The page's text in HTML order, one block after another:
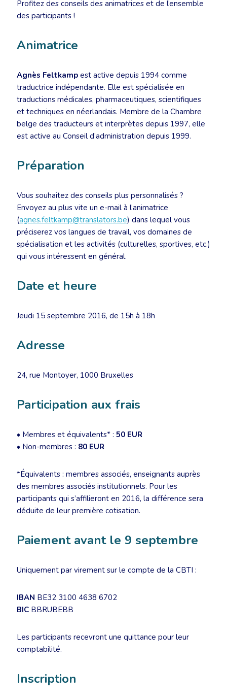
Profitez des conseils des animatrices et de l’ensemble
des participants !
Animatrice
Agnès Feltkamp est active depuis 1994 comme
traductrice indépendante. Elle est spécialisée en
traductions médicales, pharmaceutiques, scientifiques
et techniques en néerlandais. Membre de la Chambre
belge des traducteurs et interprètes depuis 1997, elle
est active au Conseil d’administration depuis 1999.
Préparation
Vous souhaitez des conseils plus personnalisés ?
Envoyez au plus vite un e-mail à l’animatrice
(agnes.feltkamp@translators.be) dans lequel vous
préciserez vos langues de travail, vos domaines de
spécialisation et les activités (culturelles, sportives, etc.)
qui vous intéressent en général.
Date et heure
Jeudi 15 septembre 2016, de 15h à 18h
Adresse
24, rue Montoyer, 1000 Bruxelles
Participation aux frais
• Membres et équivalents* : 50 EUR
• Non-membres : 80 EUR
*Équivalents : membres associés, enseignants auprès
des membres associés institutionnels. Pour les
participants qui s’affilieront en 2016, la différence sera
déduite de leur première cotisation.
Paiement avant le 9 septembre
Uniquement par virement sur le compte de la CBTI :
IBAN BE32 3100 4638 6702
BIC BBRUBEBB
Les participants recevront une quittance pour leur
comptabilité.
Inscription